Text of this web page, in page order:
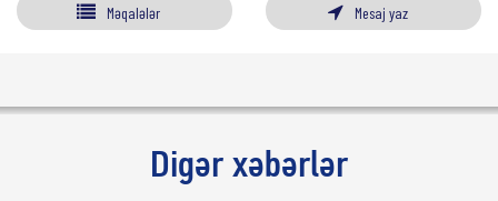
Məqalələr Mesaj yaz
Digər xəbərlər